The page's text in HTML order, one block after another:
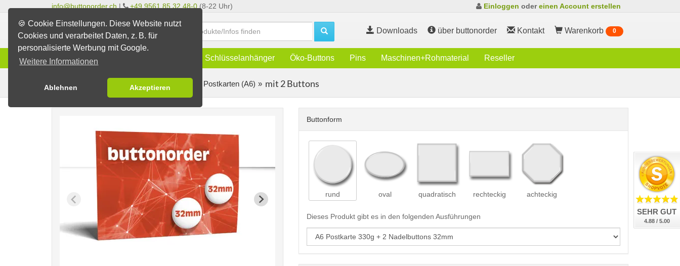
🍪 Cookie Einstellungen. Diese Website nutzt
Cookies und verarbeitet Daten, z. B. für
personalisierte Werbung mit Google.
Weitere Informationen
Ablehnen Akzeptieren
info@buttonorder.ch | +49 9561 85 32 48-0 (8-22 Uhr) Einloggen odereinen Account erstellen
Downloads über buttonorder Kontakt Warenkorb 0
Infos Schlüsselanhänger Öko-Buttons Pins Maschinen+Rohmaterial Reseller
Buttons erstellen Buttons auf Karten auf Postkarten (A6) mit 2 Buttons
Buttonform
rund oval quadratisch rechteckig achteckig
Dieses Produkt gibt es in den folgenden Ausführungen
SEHR GUT
4.88 / 5.00